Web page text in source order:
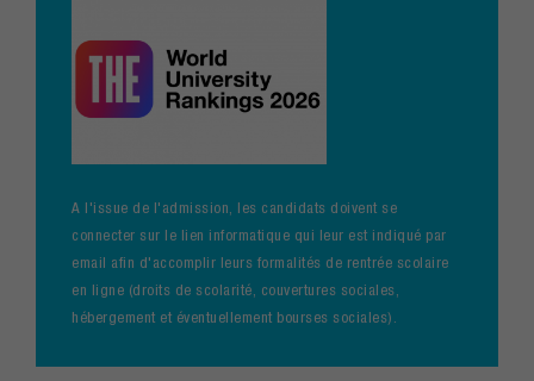
A l'issue de l'admission, les candidats doivent se
connecter sur le lien informatique qui leur est indiqué par
email afin d'accomplir leurs formalités de rentrée scolaire
en ligne (droits de scolarité, couvertures sociales,
hébergement et éventuellement bourses sociales).